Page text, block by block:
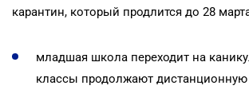
карантин, который продлится до 28
младшая школа переходит на
классы продолжают дистанционную